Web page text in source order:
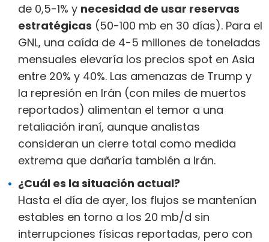
de 0,5-1% y necesidad de usar reservas
estratégicas (50-100 mb en 30 días). Para el
GNL, una caída de 4-5 millones de toneladas
mensuales elevaría los precios spot en Asia
entre 20% y 40%. Las amenazas de Trump y
la represión en Irán (con miles de muertos
reportados) alimentan el temor a una
retaliación iraní, aunque analistas
consideran un cierre total como medida
extrema que dañaría también a Irán.
¿Cuál es la situación actual?
Hasta el día de ayer, los flujos se mantenían
estables en torno a los 20 mb/d sin
interrupciones físicas reportadas, pero con